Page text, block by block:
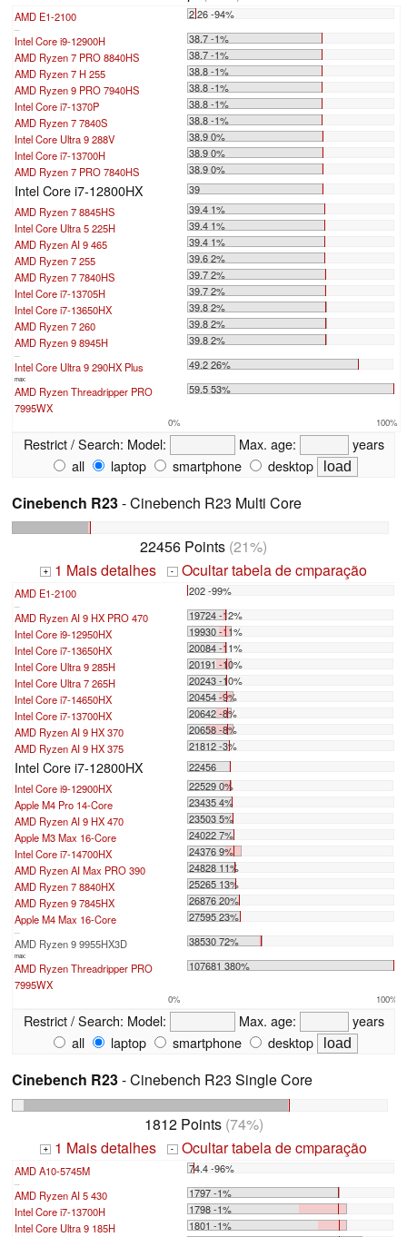
AMD E1-2100 2.26 -94%
Intel Core i9-12900H
38.7 -1%
AMD Ryzen 7 PRO 8840HS
38.7 -1%
AMD Ryzen 7 H 255
38.8 -1%
AMD Ryzen 9 PRO 7940HS
38.8 -1%
Intel Core i7-1370P
38.8 -1%
AMD Ryzen 7 7840S
38.8 -1%
Intel Core Ultra 9 288V
38.9 0%
Intel Core i7-13700H
38.9 0%
AMD Ryzen 7 PRO 7840HS
38.9 0%
Intel Core i7-12800HX
39
AMD Ryzen 7 8845HS
39.4 1%
Intel Core Ultra 5 225H
39.4 1%
AMD Ryzen AI 9 465
39.4 1%
AMD Ryzen 7 255
39.6 2%
AMD Ryzen 7 7840HS
39.7 2%
Intel Core i7-13705H
39.7 2%
Intel Core i7-13650HX
39.8 2%
AMD Ryzen 7 260
39.8 2%
AMD Ryzen 9 8945H
39.8 2%
Intel Core Ultra 9 290HX Plus 49.2 26%
max:
AMD Ryzen Threadripper PRO
7995WX
59.5 53%
0% 100%
Restrict / Search: Model: Max. age:
years
all
laptop smartphone desktop
Cinebench R23- Cinebench R23 Multi Core
22456 Points (21%)
+ 1 Mais detalhes - Ocultar tabela de cmparação
AMD E1-2100 202 -99%
...
AMD Ryzen AI 9 HX PRO 470
19724 -12%
Intel Core i9-12950HX
19930 -11%
Intel Core i7-13650HX
20084 -11%
Intel Core Ultra 9 285H
20191 -10%
Intel Core Ultra 7 265H
20243 -10%
Intel Core i7-14650HX
20454 -9%
Intel Core i7-13700HX
20642 -8%
AMD Ryzen AI 9 HX 370
20658 -8%
AMD Ryzen AI 9 HX 375
21812 -3%
Intel Core i7-12800HX
22456
Intel Core i9-12900HX
22529 0%
Apple M4 Pro 14-Core
23435 4%
AMD Ryzen AI 9 HX 470
23503 5%
Apple M3 Max 16-Core
24022 7%
Intel Core i7-14700HX
24376 9%
AMD Ryzen AI Max PRO 390
24828 11%
AMD Ryzen 7 8840HX
25265 13%
AMD Ryzen 9 7845HX
26876 20%
Apple M4 Max 16-Core
27595 23%
...
AMD Ryzen 9 9955HX3D 38530 72%
max:
AMD Ryzen Threadripper PRO
7995WX
107681 380%
0% 100%
Restrict / Search: Model: Max. age:
years
all
laptop smartphone desktop
Cinebench R23- Cinebench R23 Single Core
1812 Points(74%)
+ 1 Mais detalhes - Ocultar tabela de cmparação
AMD A10-5745M 74.4 -96%
...
AMD Ryzen AI 5 430
1797 -1%
Intel Core i7-13700H
1798 -1%
Intel Core Ultra 9 185H
1801 -1%